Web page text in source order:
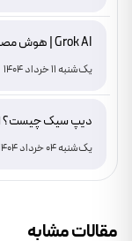
Grok AI | هوش مصنوعی Grok AI
یک‌شنبه 11 خرداد 1404
دانلود
یک‌شنبه 04 خرداد 1404
مقالات مشابه